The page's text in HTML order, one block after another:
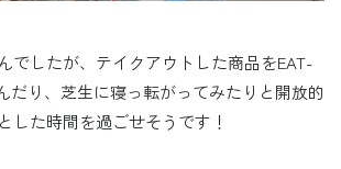
でしたが、テイクアウトした商品をEAT-
だり、芝生に寝っ転がってみたりと開放的
した時間を過ごせそうです！